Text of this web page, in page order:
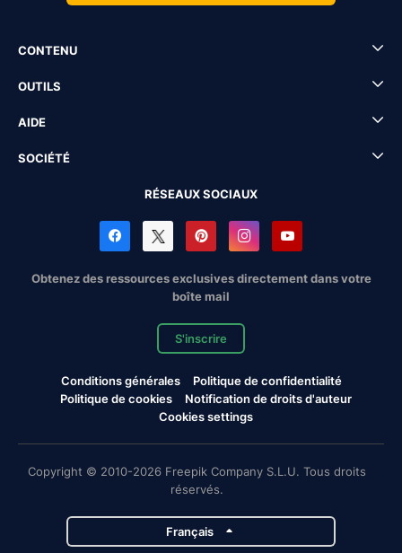
CONTENU
OUTILS
AIDE
SOCIÉTÉ
RÉSEAUX SOCIAUX
Obtenez des ressources exclusives directement dans votre
boîte mail
S'inscrire
Conditions générales
Politique de confidentialité
Politique de cookies
Notification de droits d'auteur
Cookies settings
Copyright © 2010-2026 Freepik Company S.L.U. Tous droits
réservés.
Français